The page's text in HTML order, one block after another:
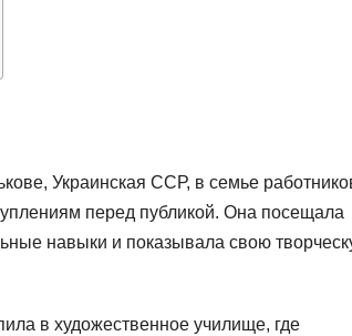
Украинская ССР, в семье
перед публикой. Она посещала
навыки и показывала свою
в художественное училище, где